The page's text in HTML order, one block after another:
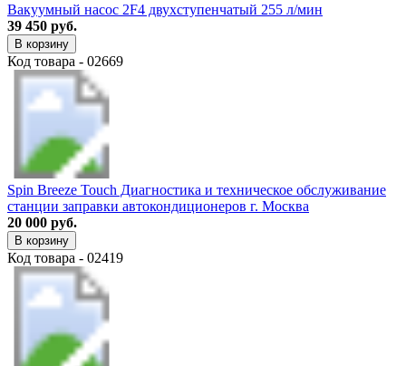
Вакуумный насос 2F4 двухступенчатый 255 л/мин
39 450 руб.
В корзину
Код товара - 02669
Spin Breeze Touch Диагностика и техническое обслуживание
станции заправки автокондиционеров г. Москва
20 000 руб.
В корзину
Код товара - 02419